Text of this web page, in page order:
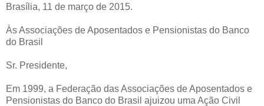
Brasília, 11 de março de 2015.
Às Associações de Aposentados e Pensionistas do Banco
do Brasil
Sr. Presidente,
Em 1999, a Federação das Associações de Aposentados e
Pensionistas do Banco do Brasil ajuizou uma Ação Civil